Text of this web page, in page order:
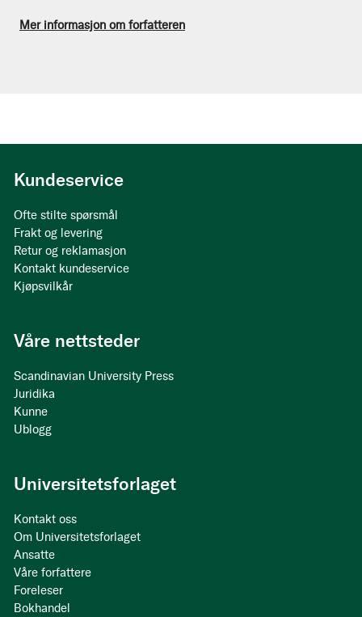
Mer informasjon om forfatteren
Kundeservice
Ofte stilte spørsmål
Frakt og levering
Retur og reklamasjon
Kontakt kundeservice
Kjøpsvilkår
Våre nettsteder
Scandinavian University Press
Juridika
Kunne
Ublogg
Universitetsforlaget
Kontakt oss
Om Universitetsforlaget
Ansatte
Våre forfattere
Foreleser
Bokhandel